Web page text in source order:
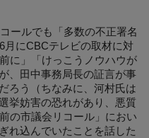
ールでも「多数の不正署名
にCBCテレビの取材に対
に」「けっこうノウハウが
、田中事務局長の証言が事
ろう（ちなみに、河村氏は
挙妨害の恐れがあり、悪質
の市議会リコール」におい
れ込んでいたことを話した